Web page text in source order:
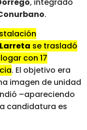
, integrado
.
se trasladó
con 17
. El objetivo era
imagen de unidad
–apareciendo
candidatura es